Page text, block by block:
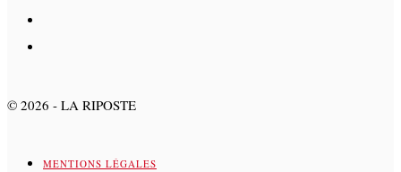
© 2026 - LA RIPOSTE
MENTIONS LÉGALES